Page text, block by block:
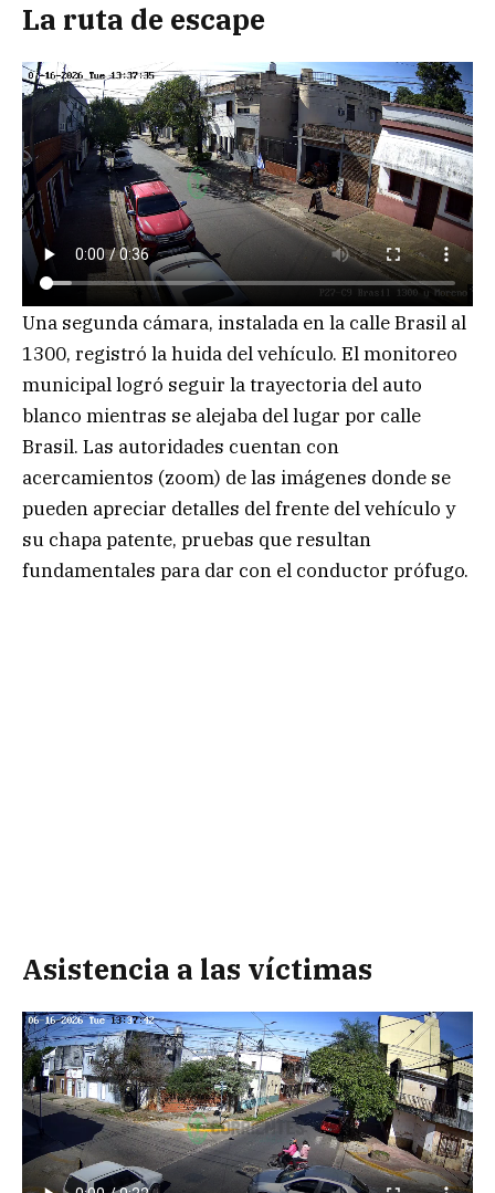
La ruta de escape
Una segunda cámara, instalada en la calle Brasil al
1300, registró la huida del vehículo. El monitoreo
municipal logró seguir la trayectoria del auto
blanco mientras se alejaba del lugar por calle
Brasil. Las autoridades cuentan con
acercamientos (zoom) de las imágenes donde se
pueden apreciar detalles del frente del vehículo y
su chapa patente, pruebas que resultan
fundamentales para dar con el conductor prófugo.
Asistencia a las víctimas